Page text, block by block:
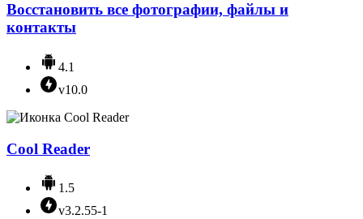
Восстановить все фотографии, файлы и
контакты
4.1
v10.0
Cool Reader
1.5
v3.2.55-1